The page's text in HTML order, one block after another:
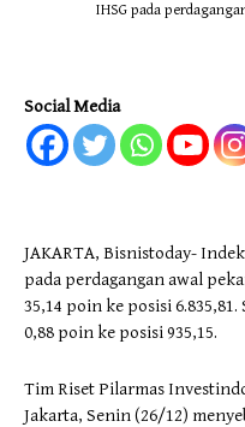
IHSG pada
Social Media
JAKARTA, Bisnistoday-
pada perdagangan awal
35,14 poin ke posisi
0,88 poin ke posisi 935,15.
Tim Riset Pilarmas
Jakarta, Senin (26/12)